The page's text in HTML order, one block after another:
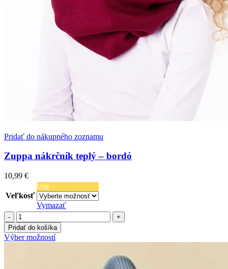
Pridať do nákupného zoznamu
Zuppa nákrčník teplý – bordó
10,99 €
Veľkosť
Uni
Vymazať
množstvo
Zuppa
nákrčník
teplý
Pridať do košíka
Výber možnostíTento